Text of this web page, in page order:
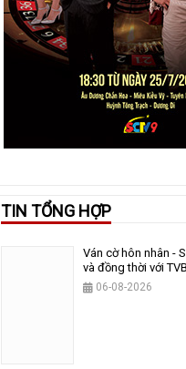
TIN TỔNG HỢP
Ván cờ hôn nhân -
và đồng thời với TVB
06-08-2026